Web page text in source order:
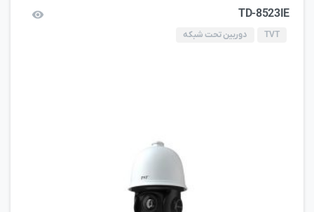
TD-8523IE
TVT دوربین تحت شبکه